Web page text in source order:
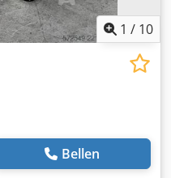
1 / 10
Bellen